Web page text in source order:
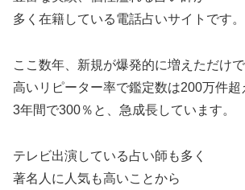
多く在籍している電話占いサイトです。
ここ数年、新規が爆発的に増えただけで
高いリピーター率で鑑定数は200万件超
3年間で300％と、急成長しています。
テレビ出演している占い師も多く
著名人に人気も高いことから